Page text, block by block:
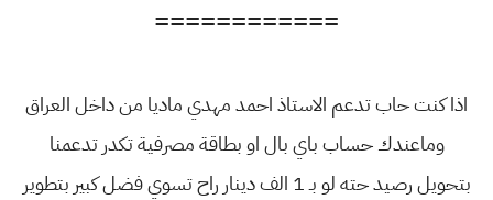
============
اذا كنت حاب تدعم الاستاذ احمد مهدي ماديا من داخل العراق
وماعندك حساب باي بال او بطاقة مصرفية تكدر تدعمنا
بتحويل رصيد حته لو بـ 1 الف دينار راح تسوي فضل كبير بتطوير